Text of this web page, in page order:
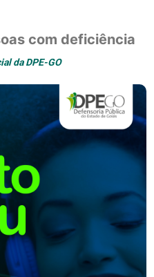
com deficiência
da DPE-GO